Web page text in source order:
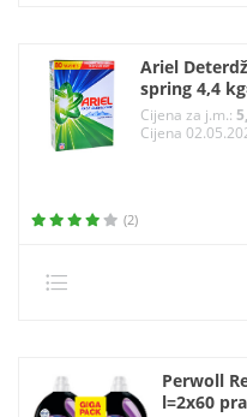
Ariel
spring 4,4
Cijena za j.m.:
Cijena
(2)
Perwoll
l=2x60